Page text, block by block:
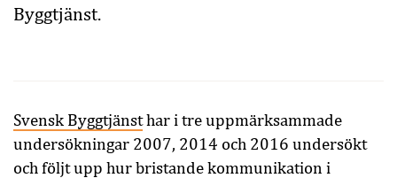
Byggtjänst.
Svensk Byggtjänsthar i tre uppmärksammade
undersökningar 2007, 2014 och 2016 undersökt
och följt upp hur bris­tande kommunikation i